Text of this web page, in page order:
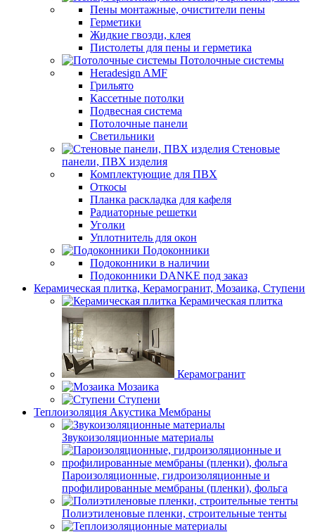
Пены монтажные, очистители пены
Герметики
Жидкие гвозди, клея
Пистолеты для пены и герметика
Потолочные системы
Heradesign AMF
Грильято
Кассетные потолки
Подвесная система
Потолочные панели
Светильники
Стеновые
панели, ПВХ изделия
Комплектующие для ПВХ
Откосы
Планка раскладка для кафеля
Радиаторные решетки
Уголки
Уплотнитель для окон
Подоконники
Подоконники в наличии
Подоконники DANKE под заказ
Керамическая плитка, Керамогранит, Мозаика, Ступени
Керамическая плитка
Керамогранит
Мозаика
Ступени
Теплоизоляция Акустика Мембраны
Звукоизоляционные материалы
Пароизоляционные, гидроизоляционные и
профилированные мембраны (пленки), фольга
Полиэтиленовые пленки, строительные тенты